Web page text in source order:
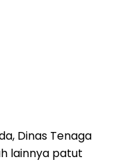
Dinas Tenaga
lainnya patut